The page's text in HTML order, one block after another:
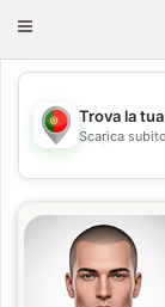
Toggle
💖
Trova la
Scarica